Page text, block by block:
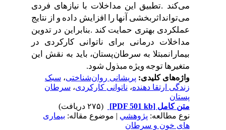
میکند. تطبیق این مداخلات با نیازهای فردی
میتوانداثربخشی آنهارا افزایش دادهو از نتایج
عملکردی بهتری حمایت کند. بنابراین در تدوین
مداخلات
درمانی برای ناتوانی کارکردی
در
بیماران مبتلا به سرطانپستان، باید به نقش این
متغیرهاتوجهویژه مبذول شود.
واژه‌های کلیدی:پریشانی روان‌شناختی،سبک
زندگی ارتقا دهنده،ناتوانی کارکردی،سرطان
پستان
متن کامل[PDF 501 kb]
نوع مطالعه:پژوهشي| موضوع مقاله:بیماری
های خون و سرطان